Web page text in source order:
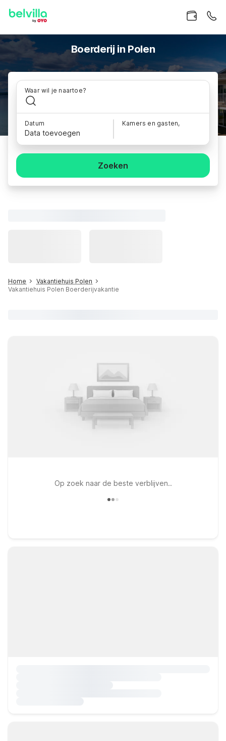
Boerderij in Polen
Waar wil je naartoe?
Datum
Data toevoegen
Kamers en gasten,
Zoeken
Home
Vakantiehuis Polen
Vakantiehuis Polen Boerderijvakantie
Op zoek naar de beste verblijven..